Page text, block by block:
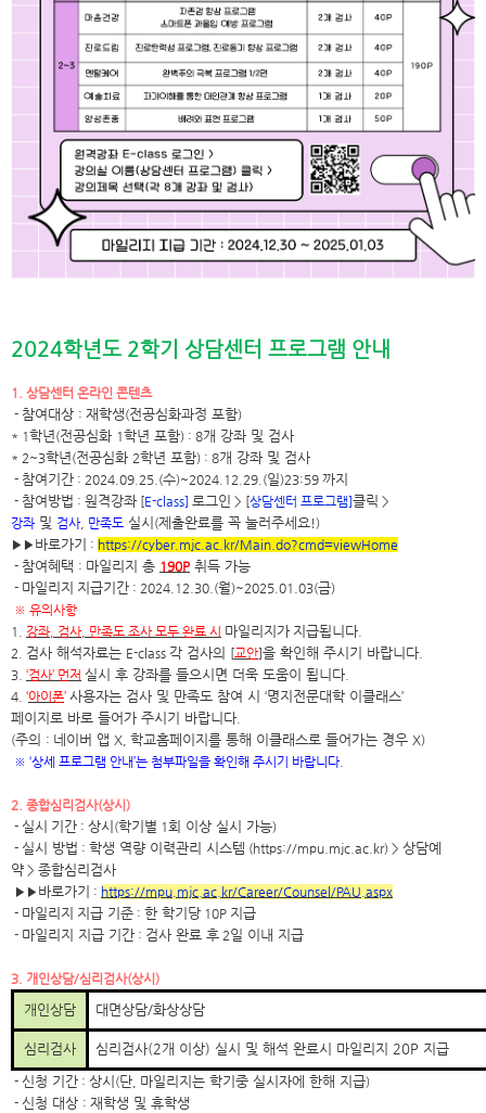
2024학년도 2학기 상담센터 프로그램 안내
1. 상담센터 온라인 콘텐츠
- 참여대상 : 재학생(전공심화과정 포함)
* 1학년(전공심화 1학년 포함) : 8개 강좌 및 검사
* 2~3학년(전공심화 2학년 포함) : 8개 강좌 및 검사
- 참여기간 : 2024.09.25.(수)~2024.12.29.(일)23:59 까지
- 참여방법 : 원격강좌 [E-class] 로그인 > [상담센터 프로그램]클릭 >
강좌 및 검사 만족도 실시 (제출완료를 꼭 눌러주세요!)
▶▶ 바로가기 : https://cyber.mjc.ac.kr/Main.do?cmd=viewHome
- 참여혜택 : 마일리지 총 190P 취득 가능
- 마일리지 지급기간 : 2024.12.30.(월)~2025.01.03(금)
※ 유의사항
1. 강좌 검사 만족도 조사 모두 완료 시 마일리지가 지급됩니다
2. 검사 해석자료는 E-class 각 검사의 [교안]을 확인해 주시기 바랍니다
3. ‘검사’ 먼저 실시 후 강좌를 들으시면 더욱 도움이 됩니다
4. ‘아이폰’ 사용자는 검사 및 만족도 참여 시 ‘명지전문대학 이클래스’
페이지로 바로 들어가 주시기 바랍니다
(주의 : 네이버 앱 X, 학교홈페이지를 통해 이클래스로 들어가는 경우 X)
※ ‘상세 프로그램 안내’는 첨부파일을 확인해 주시기 바랍니다
2. 종합심리검사(상시 )
- 실시 기간 : 상시 (학기별 1회 이상 실시 가능)
- 실시 방법 : 학생 역량 이력관리 시스템 (https://mpu.mjc.ac.kr) > 상담예
약 > 종합심리검사
▶▶ 바로가기 : https://mpu.mjc.ac.kr/Career/Counsel/PAU.aspx
- 마일리지 지급 기준 : 한 학기당 10P 지급
- 마일리지 지급 기간 : 검사 완료 후 2일 이내 지급
3. 개인상담/심리검사(상시 )
개인상담 대면상담/화상상담
심리검사 심리검사(2개 이상) 실시 및 해석 완료시 마일리지 20P 지급
- 신청 기간 : 상시 (단 마일리지는 학기중 실시자에 한해 지급)
- 신청 대상 : 재학생 및 휴학생